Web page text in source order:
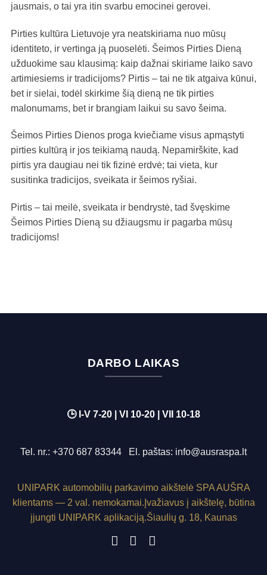
jausmais, o tai yra itin svarbu emocinei gerovei.
Pirties kultūra Lietuvoje yra neatskiriama nuo mūsų
identiteto, ir vertinga ją puoselėti. Šeimos Pirties Dieną
užduokime sau klausimą: kaip dažnai skiriame laiko savo
artimiesiems ir tradicijoms? Pirtis – tai ne tik atgaiva kūnui,
bet ir sielai, todėl skirkime šią dieną ne tik pirties
malonumams, bet ir brangiam laikui su savo šeima.
Šeimos Pirties Dienos proga kviečiame visus apmąstyti
pirties kultūrą ir jos teikiamą naudą. Nepamirškite, kad
pirtis yra daugiau nei tik fizinė erdvė; tai vieta, kur
susitinka tradicijos, sveikata ir šeimos ryšiai.
Pirtis – tai meilė, sveikata ir bendrystė, tad švęskime
Šeimos Pirties Dieną su džiaugsmu ir pagarba mūsų
tradicijoms!
DARBO LAIKAS
🕒 I-V 7-20 | VI 10-20 | VII 10-18
Tel. nr.: +370 687 83344 El. paštas: info@ausraspa.lt
UNIPARK automobilių parkavimo aikštelė SPA AUŠRA
klientams — 2 val. nemokamai. Įvažiavus į aikštelę, būtina
įjungti UNIPARK aplikaciją.Šiaulių g. 18, Kaunas